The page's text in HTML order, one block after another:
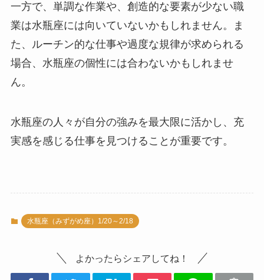
一方で、単調な作業や、創造的な要素が少ない職
業は水瓶座には向いていないかもしれません。ま
た、ルーチン的な仕事や過度な規律が求められる
場合、水瓶座の個性には合わないかもしれませ
ん。
水瓶座の人々が自分の強みを最大限に活かし、充
実感を感じる仕事を見つけることが重要です。
水瓶座（みずがめ座）1/20～2/18
よかったらシェアしてね！